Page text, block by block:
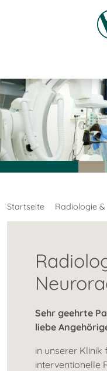
Startseite Radiologie
Sehr geehrte
liebe
in unserer
interventionelle